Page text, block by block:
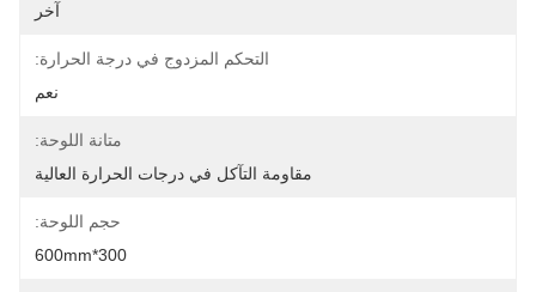
آخر
التحكم المزدوج في درجة الحرارة:
نعم
متانة اللوحة:
مقاومة التآكل في درجات الحرارة العالية
حجم اللوحة:
300*600mm